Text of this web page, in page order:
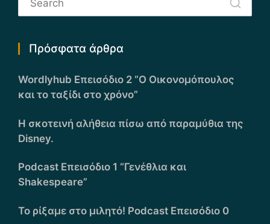
Πρόσφατα άρθρα
Wordlyhub Επεισόδιο 2 “Ο Οικονομόπουλος
και το ταξίδι στο χρόνο”
Η σκοτεινή αλήθεια πίσω από παραμύθια της
Disney.
Podcast Επεισόδιο 1 “Γενέθλια και
Shakespeare”
Το ρίξαμε στο μιλητό! Podcast Επεισόδιο 0